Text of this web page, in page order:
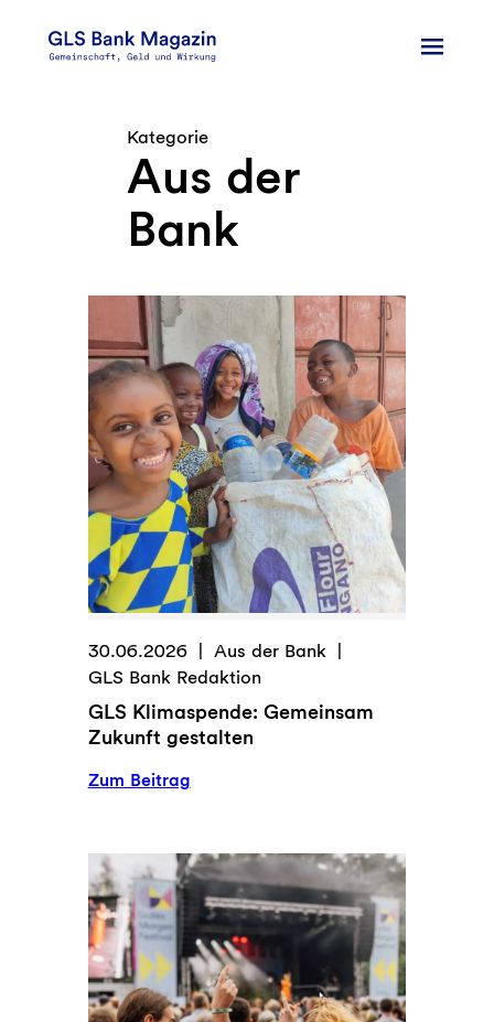
Inhalt
Kategorie
Aus der
Bank
30.06.2026
Aus der Bank
GLS Bank Redaktion
GLS Klimaspende: Gemeinsam
Zukunft gestalten
Zum Beitrag:
Gemeinsam
Zukunft
gestalten